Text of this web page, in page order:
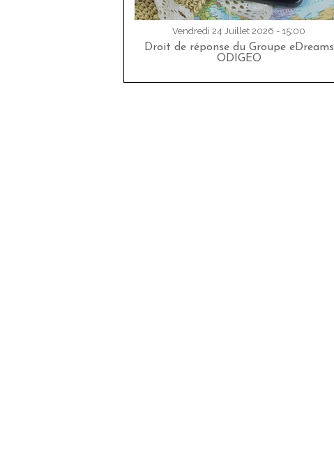
Vendredi 24 Juillet 2026 - 15:00
Droit de réponse du Groupe eDreams
ODIGEO